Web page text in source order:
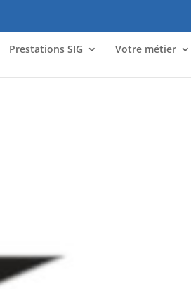
Prestations SIG Votre métier